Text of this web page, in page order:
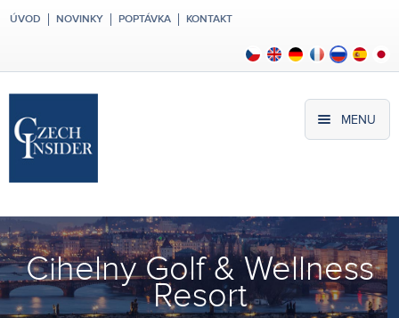
ÚVOD NOVINKY POPTÁVKA KONTAKT
MENU
Cihelny Golf & Wellness
Resort